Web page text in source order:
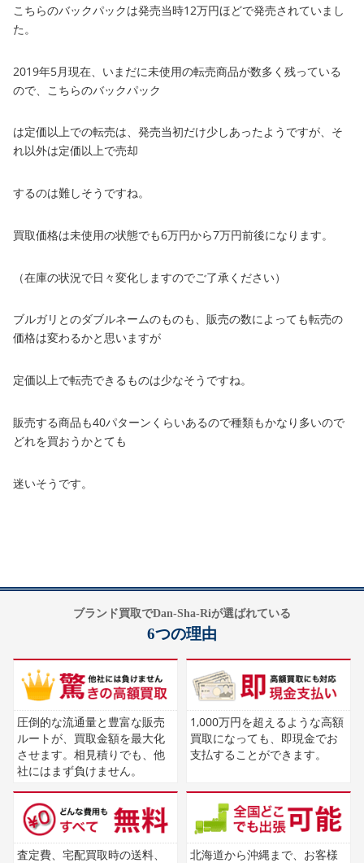
こちらのバックパックは発売当時12万円ほどで発売されていまし
た。
2019年5月現在、いまだに未使用の転売商品が数多く残っている
ので、こちらのバックパック
は定価以上での転売は、発売当初だけ少しあったようですが、そ
れ以外は定価以上で売却
するのは難しそうですね。
買取価格は未使用の状態でも6万円から7万円前後になります。
（在庫の状況で日々変化しますのでご了承ください）
ブルガリとのダブルネームのものも、販売の数によっても転売の
価格は変わるかと思いますが
定価以上で転売できるものは少なそうですね。
販売する商品も40パターンくらいあるので種類もかなり多いので
どれを買おうかとても
迷いそうです。
ブランド買取でDan-Sha-Riが選ばれている
6つの理由
圧倒的な流通量と豊富な販売
ルートが、買取金額を最大化
させます。相見積りでも、他
社にはまず負けません。
1,000万円を超えるような高額
買取になっても、即現金でお
支払することができます。
査定費、宅配買取時の送料、
北海道から沖縄まで、お客様